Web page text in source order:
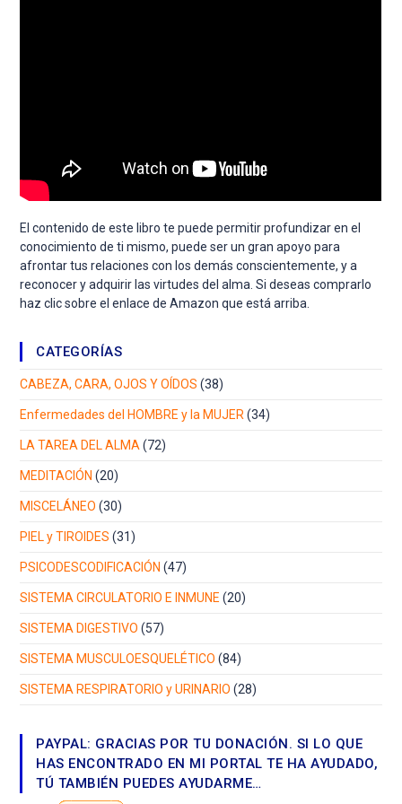
El contenido de este libro te puede permitir profundizar en el
conocimiento de ti mismo, puede ser un gran apoyo para
afrontar tus relaciones con los demás conscientemente, y a
reconocer y adquirir las virtudes del alma. Si deseas comprarlo
haz clic sobre el enlace de Amazon que está arriba.
CATEGORÍAS
CABEZA, CARA, OJOS Y OÍDOS (38)
Enfermedades del HOMBRE y la MUJER (34)
LA TAREA DEL ALMA (72)
MEDITACIÓN (20)
MISCELÁNEO (30)
PIEL y TIROIDES (31)
PSICODESCODIFICACIÓN (47)
SISTEMA CIRCULATORIO E INMUNE (20)
SISTEMA DIGESTIVO (57)
SISTEMA MUSCULOESQUELÉTICO (84)
SISTEMA RESPIRATORIO y URINARIO (28)
PAYPAL: GRACIAS POR TU DONACIÓN. SI LO QUE
HAS ENCONTRADO EN MI PORTAL TE HA AYUDADO,
TÚ TAMBIÉN PUEDES AYUDARME…